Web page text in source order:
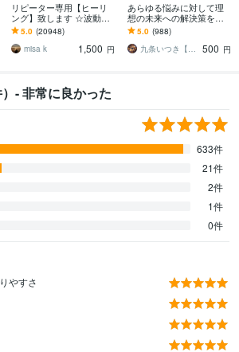
リピーター専用【ヒーリ
ング】致します ☆波動を
上げ、流れを良くします
☆
5.0 (20948)
misa k
1,500 円
あらゆる悩みに対して理
想の未来への解決策を授
けます 人生が上手くいか
ないと悩んでいる人に未
来を好転させる魂の導き
5.0 (988)
九条いつき【高次元宇宙霊視師】
500 円
- 非常に良かった
633件
21件
2件
1件
0件
やすさ